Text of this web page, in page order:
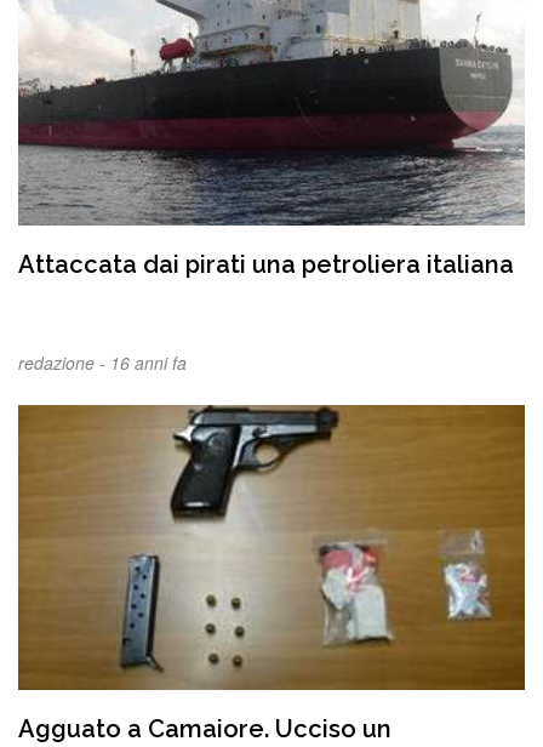
Attaccata dai pirati una petroliera italiana
redazione - 16 anni fa
Agguato a Camaiore. Ucciso un